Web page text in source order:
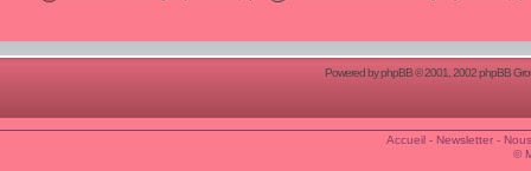
Powered byphpBB© 2001, 2002 phpBB
Accueil- Newsletter-
©